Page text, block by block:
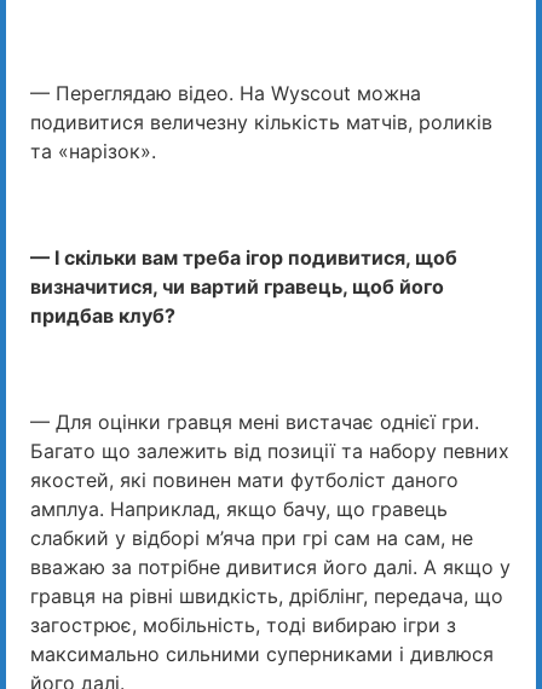
— Переглядаю відео. На Wyscout можна
подивитися величезну кількість матчів, роликів
та «нарізок».
— І скільки вам треба ігор подивитися, щоб
визначитися, чи вартий гравець, щоб його
придбав клуб?
— Для оцінки гравця мені вистачає однієї гри.
Багато що залежить від позиції та набору певних
якостей, які повинен мати футболіст даного
амплуа. Наприклад, якщо бачу, що гравець
слабкий у відборі м’яча при грі сам на сам, не
вважаю за потрібне дивитися його далі. А якщо у
гравця на рівні швидкість, дріблінг, передача, що
загострює, мобільність, тоді вибираю ігри з
максимально сильними суперниками і дивлюся
його далі.